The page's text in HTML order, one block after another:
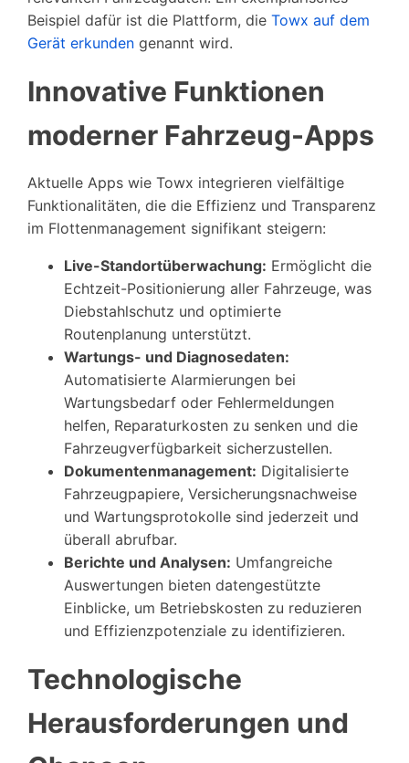
Beispiel dafür ist die Plattform, die Towx auf dem
Gerät erkunden genannt wird.
Innovative Funktionen
moderner Fahrzeug-Apps
Aktuelle Apps wie Towx integrieren vielfältige
Funktionalitäten, die die Effizienz und Transparenz
im Flottenmanagement signifikant steigern:
Live-Standortüberwachung: Ermöglicht die
Echtzeit-Positionierung aller Fahrzeuge, was
Diebstahlschutz und optimierte
Routenplanung unterstützt.
Wartungs- und Diagnosedaten:
Automatisierte Alarmierungen bei
Wartungsbedarf oder Fehlermeldungen
helfen, Reparaturkosten zu senken und die
Fahrzeugverfügbarkeit sicherzustellen.
Dokumentenmanagement: Digitalisierte
Fahrzeugpapiere, Versicherungsnachweise
und Wartungsprotokolle sind jederzeit und
überall abrufbar.
Berichte und Analysen: Umfangreiche
Auswertungen bieten datengestützte
Einblicke, um Betriebskosten zu reduzieren
und Effizienzpotenziale zu identifizieren.
Technologische
Herausforderungen und